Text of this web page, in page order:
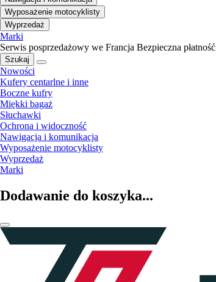
Wyposażenie motocyklisty
Wyprzedaż
Marki
Serwis posprzedażowy we Francja Bezpieczna płatność
Szukaj
Nowości
Kufery centarlne i inne
Boczne kufry
Miękki bagaż
Słuchawki
Ochrona i widoczność
Nawigacja i komunikacja
Wyposażenie motocyklisty
Wyprzedaż
Marki
Dodawanie do koszyka...